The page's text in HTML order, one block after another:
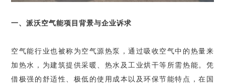
一、派沃空气能项目背景与企业诉求
空气能行业也被称为空气源热泵，通过吸收空气中的热量来
加热水，为建筑提供采暖、热水及工业烘干等所需热能。凭
借极强的舒适性、极低的使用成本以及环保节能特点，在国